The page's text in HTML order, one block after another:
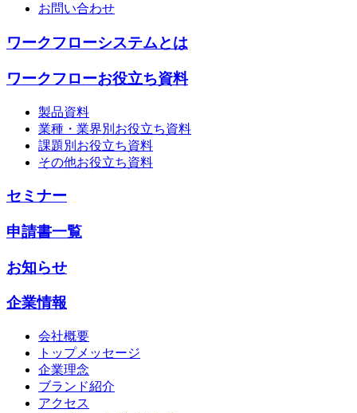
お問い合わせ
ワークフローシステムとは
ワークフローお役立ち資料
製品資料
業種・業界別お役立ち資料
課題別お役立ち資料
その他お役立ち資料
セミナー
申請書一覧
お知らせ
企業情報
会社概要
トップメッセージ
企業理念
ブランド紹介
アクセス